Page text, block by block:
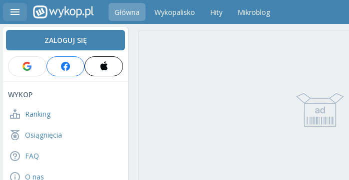
Główna Wykopalisko Hity Mikroblog
ZALOGUJ SIĘ
WYKOP
Ranking
Osiągnięcia
FAQ
O nas